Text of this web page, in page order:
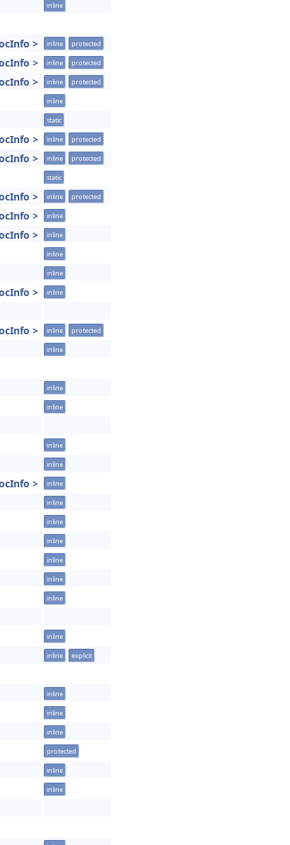
inline
> inline protected
> inline protected
> inline protected
inline
static
> inline protected
> inline protected
static
> inline protected
> inline
> inline
inline
inline
> inline
> inline protected
inline
inline
inline
inline
inline
> inline
inline
inline
inline
inline
inline
inline
inline
inline explicit
inline
inline
inline
protected
inline
inline